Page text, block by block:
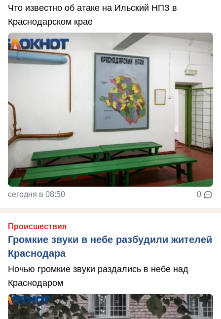
Что известно об атаке на Ильский НПЗ в
Краснодарском крае
сегодня в 08:50 0
Происшествия
Громкие звуки в небе разбудили жителей
Краснодара
Ночью громкие звуки раздались в небе над
Краснодаром